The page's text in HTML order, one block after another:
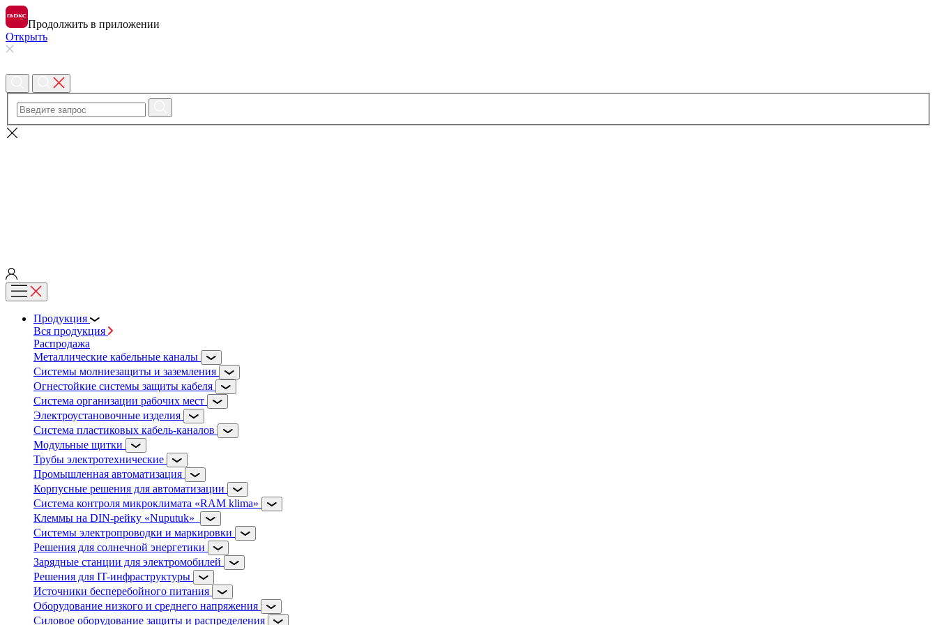
Продолжить в приложении
Открыть
Продукция
Вся продукция
Распродажа
Металлические кабельные каналы
Системы молниезащиты и заземления
Огнестойкие системы защиты кабеля
Система организации рабочих мест
Электроустановочные изделия
Система пластиковых кабель-каналов
Модульные щитки
Трубы электротехнические
Промышленная автоматизация
Корпусные решения для автоматизации
Система контроля микроклимата «RAM klima»
Клеммы на DIN-рейку «Nuputuk»
Системы электропроводки и маркировки
Решения для солнечной энергетики
Зарядные станции для электромобилей
Решения для IT-инфраструктуры
Источники бесперебойного питания
Оборудование низкого и среднего напряжения
Силовое оборудование защиты и распределения